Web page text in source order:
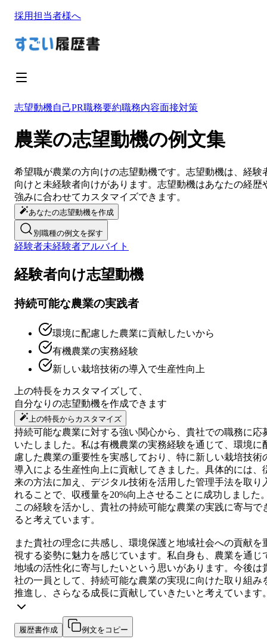
採用担当者様へ
志望動機自己PR職務要約職務内容面接対策
農業の志望動機の例文集
希望職が農業の方向けの志望動機です。 志望動機は、経験
向けと未経験者向けがあります。 志望動機はあなたの経歴
強みに合わせてカスタマイズできます。
あなたの志望動機を作成
別職種の例文を探す
経験者未経験者アルバイト
経験者向け志望動機
持続可能な農業の実践者
環境に配慮した農業に貢献したいから
有機農業の実務経験
新しい栽培技術の導入で生産性向上
上の特長をカスタマイズして、
自分なりの志望動機を作成できます
上の特長からカスタマイズ
持続可能な農業に対する強い関心から、貴社での職務に応
いたしました。私は有機農業の実務経験を通じて、環境に
慮した農業の重要性を実感しており、特に新しい栽培技術
導入による生産性向上に貢献してきました。具体的には、
来の方法に加え、デジタル技術を活用した管理手法を取り
れることで、収穫量を20%向上させることに成功しました
この経験を活かし、貴社の持続可能な農業の実践に寄与で
ると考えています。
また貴社の理念に共感し、環境保護と地域社会への貢献を
視する姿勢に魅力を感じています。私自身も、農業を通じ
地域の活性化に寄与したいという思いがあります。今後は
社の一員として、持続可能な農業の実現に向けた取り組み
推進し、さらなる成長に貢献していきたいと考えています
履歴書作成 例文をコピー